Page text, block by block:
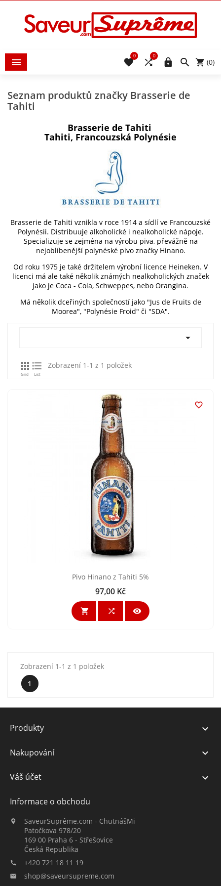
  (0)


0

0
Seznam produktů značky Brasserie de
Tahiti
Brasserie de Tahiti
Tahiti, Francouzská Polynésie
Brasserie de Tahiti vznikla v roce 1914 a sídlí ve Francouzské
Polynésii. Distribuuje alkoholické i nealkoholické nápoje.
Specializuje se zejména na výrobu piva, převážně na
nejoblíbenější polynéské pivo značky Hinano.
Od roku 1975 je také držitelem výrobní licence Heineken. V
licenci má ale také několik známých nealkoholických značek
jako je Coca - Cola, Schweppes, nebo Orangina.
Má několik dceřiných společností jako "Jus de Fruits de
Moorea", "Polynésie Froid" či "SDA".


Grid

List
Zobrazení 1-1 z 1 položek

Pivo Hinano z Tahiti 5%
Cena
97,00 Kč
  
Zobrazení 1-1 z 1 položek
1
Produkty 
Nakupování 
Váš účet 
Informace o obchodu

SaveurSuprême.com - ChutnášMi
Patočkova 978/20
169 00 Praha 6 - Střešovice
Česká Republika
 +420 721 18 11 19
 shop@saveursupreme.com